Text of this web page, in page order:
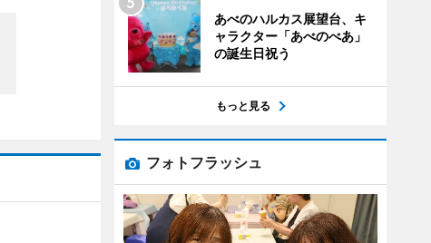
あべのハルカス展望台、キ
ャラクター「あべのべあ」
の誕生日祝う
もっと見る
フォトフラッシュ